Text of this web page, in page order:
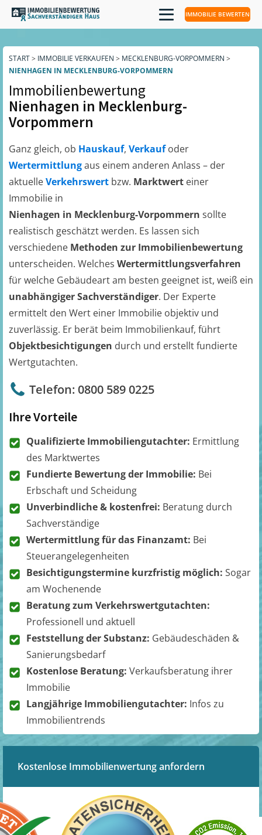
IMMOBILIE BEWERTEN
START> IMMOBILIE VERKAUFEN > MECKLENBURG-VORPOMMERN >
NIENHAGEN IN MECKLENBURG-VORPOMMERN
Immobilienbewertung
Nienhagen in Mecklenburg-
Vorpommern
Ganz gleich, ob Hauskauf, Verkaufoder
Wertermittlungaus einem anderen Anlass – der
aktuelleVerkehrswert bzw. Marktwert einer
Immobilie in
Nienhagen in Mecklenburg-Vorpommern sollte
realistisch geschätzt werden. Es lassen sich
verschiedene Methoden zur Immobilienbewertung
unterscheiden. Welches Wertermittlungsverfahren
für welche Gebäudeart am besten geeignet ist, weiß ein
unabhängiger Sachverständiger. Der Experte
ermittelt den Wert einer Immobilie objektiv und
zuverlässig. Er berät beim Immobilienkauf, führt
Objektbesichtigungen durch und erstellt fundierte
Wertgutachten.
Telefon: 0800 589 0225
Ihre Vorteile
Qualifizierte Immobiliengutachter: Ermittlung
des Marktwertes
Fundierte Bewertung der Immobilie: Bei
Erbschaft und Scheidung
Unverbindliche & kostenfrei: Beratung durch
Sachverständige
Wertermittlung für das Finanzamt: Bei
Steuerangelegenheiten
Besichtigungstermine kurzfristig möglich: Sogar
am Wochenende
Beratung zum Verkehrswertgutachten:
Professionell und aktuell
Feststellung der Substanz: Gebäudeschäden &
Sanierungsbedarf
Kostenlose Beratung: Verkaufsberatung ihrer
Immobilie
Langjährige Immobiliengutachter: Infos zu
Immobilientrends
Kostenlose Immobilienwertung anfordern